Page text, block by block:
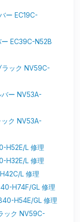
ー EC19C-
EC39C-N52B
ック NV59C-
ー NV53A-
ク NV53A-
H52E/L 修理
H32E/L 修理
L 修理
H74F/GL 修理
H54E/GL 修理
ック NV59C-